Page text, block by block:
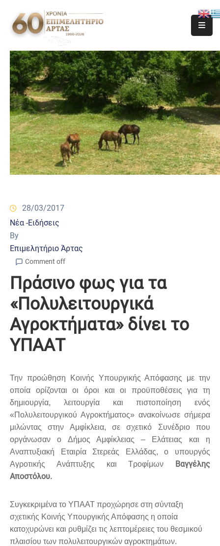
28/03/2017
Νέα -Ειδήσεις
By
Επιμελητήριο Άρτας
Comment off
Πράσινο φως για τα
«Πολυλειτουργικά
Αγροκτήματα» δίνει το
ΥΠΑΑΤ
Την προώθηση Κοινής Υπουργικής Απόφασης με την
οποία ορίζονται οι όροι και οι προϋποθέσεις για τη
δημιουργία, λειτουργία και πιστοποίηση ενός
«Πολυλειτουργικού Αγροκτήματος» ανακοίνωσε σήμερα
μιλώντας στην Αμφίκλεια, σε σχετικό Συνέδριο που
οργάνωσαν ο Δήμος Αμφίκλειας – Ελάτειας και η
Αναπτυξιακή Εταιρία Στερεάς Ελλάδας, ο υπουργός
Αγροτικής Ανάπτυξης και Τροφίμων Βαγγέλης
Αποστόλου.
Συγκεκριμένα το ΥΠΑΑΤ προχώρησε στη σύνταξη
σχετικής Κοινής Υπουργικής Απόφασης η οποία
κατοχυρώνει και ρυθμίζει τις λεπτομέρειες του θεσμικού
πλαισίου των πολυλειτουργικών αγροκτημάτων.